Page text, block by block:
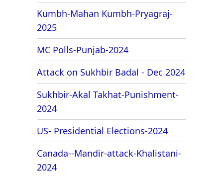
Kumbh-Mahan Kumbh-Pryagraj-
2025
MC Polls-Punjab-2024
Attack on Sukhbir Badal - Dec 2024
Sukhbir-Akal Takhat-Punishment-
2024
US- Presidential Elections-2024
Canada--Mandir-attack-Khalistani-
2024